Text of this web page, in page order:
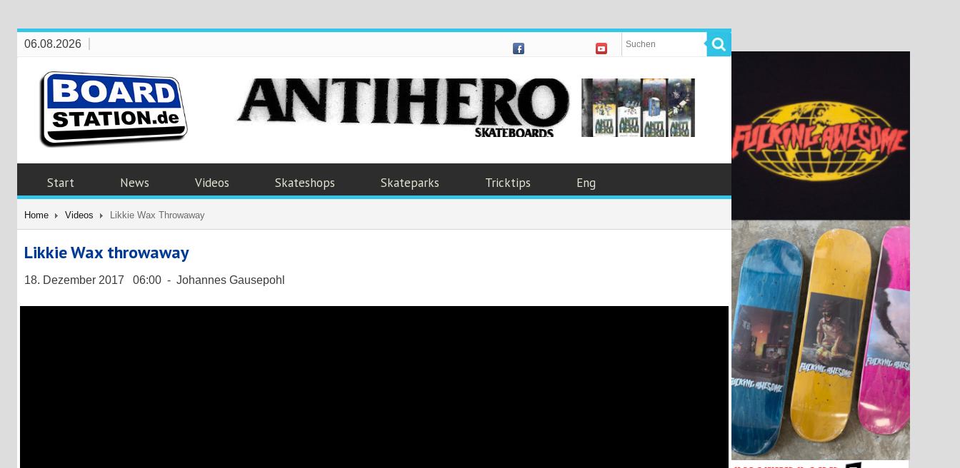
06.08.2026
Start News Videos Skateshops Skateparks Tricktips Eng
Home Videos Likkie Wax Throwaway
Likkie Wax throwaway
18. Dezember 2017 06:00 - Johannes Gausepohl